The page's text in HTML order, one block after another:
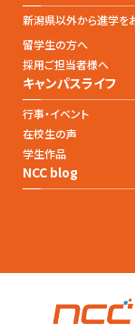
新潟県以外から進学を
留学生の方へ
採用ご担当者様へ
キャンパスライフ
行事・イベント
在校生の声
学生作品
NCC blog